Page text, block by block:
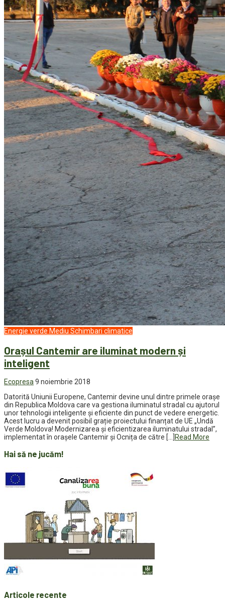
Energie verde Mediu Schimbari climatice
Orașul Cantemir are iluminat modern și
inteligent
Ecopresa 9 noiembrie 2018
Datorită Uniunii Europene, Cantemir devine unul dintre primele orașe
din Republica Moldova care va gestiona iluminatul stradal cu ajutorul
unor tehnologii inteligente și eficiente din punct de vedere energetic.
Acest lucru a devenit posibil grație proiectului finanțat de UE „Undă
Verde Moldova! Modernizarea și eficientizarea iluminatului stradal”,
implementat în orașele Cantemir și Ocnița de către […]
Read More
Hai să ne jucăm!
Articole recente